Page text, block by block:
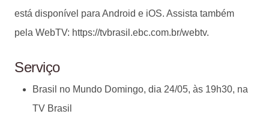
está disponível para Android e iOS. Assista também
pela WebTV: https://tvbrasil.ebc.com.br/webtv.
Serviço
Brasil no Mundo Domingo, dia 24/05, às 19h30, na
TV Brasil